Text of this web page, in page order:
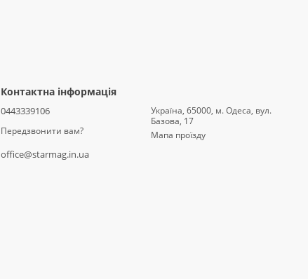
Контактна інформація
0443339106
Передзвонити вам?
office@starmag.in.ua
Україна, 65000, м. Одеса, вул.
Базова, 17
Мапа проїзду